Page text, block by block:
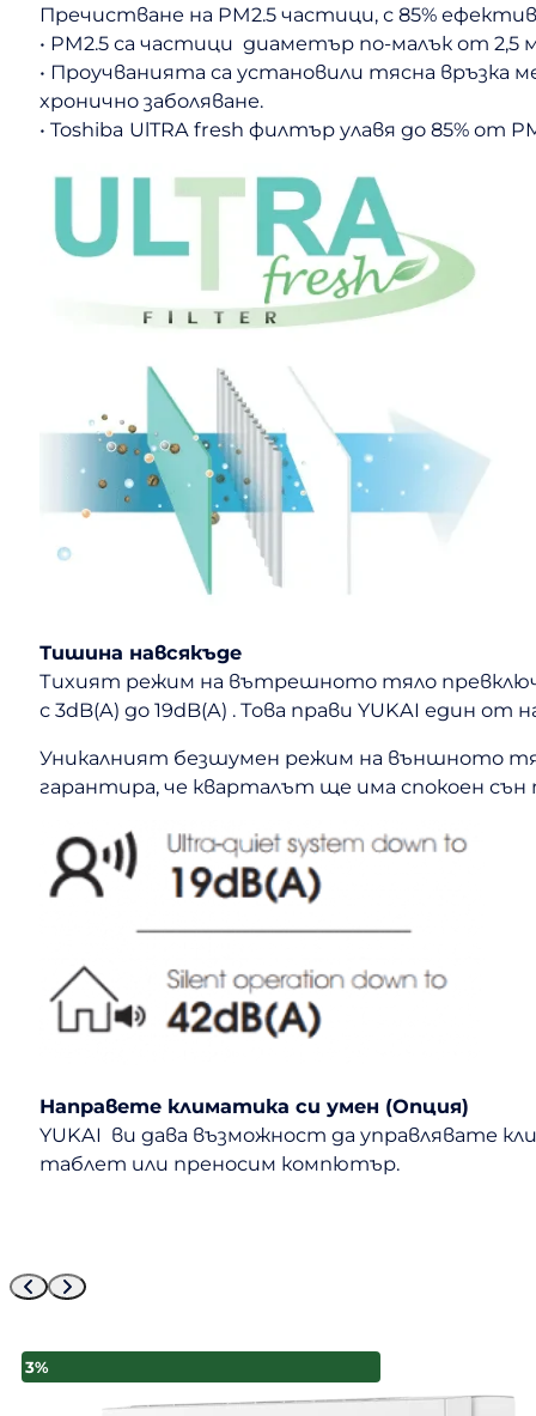
Пречистване на PM2.5 частици, с 85%
• PM2.5 са частици диаметър по-малък от
• Проучванията са установили тясна връзка
хронично заболяване.
• Toshiba UlTRA fresh филтър улавя до 85% от
Тишина навсякъде
Тихият режим на вътрешното тяло
с 3dB(A) до 19dB(A) . Това прави YUKAI един
Уникалният безшумен режим на външното
гарантира, че кварталът ще има спокоен
Направете климатика си умен (Опция)
YUKAI ви дава възможност да управлявате
таблет или преносим компютър.
3%